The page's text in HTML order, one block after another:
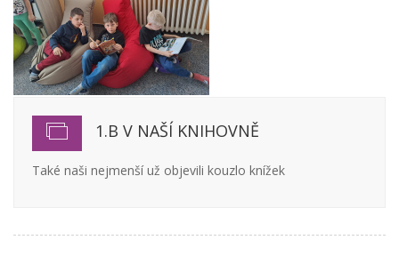
1.B V NAŠÍ KNIHOVNĚ
Také naši nejmenší už objevili kouzlo knížek